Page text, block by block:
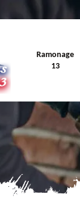
Ramonage
13